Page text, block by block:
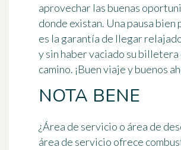
aprovechar las buenas
donde existan. Una pausa bien
es la garantía de llegar
y sin haber vaciado su billetera
camino. ¡Buen viaje y buenos
NOTA BENE
¿Área de servicio o área de
área de servicio ofrece